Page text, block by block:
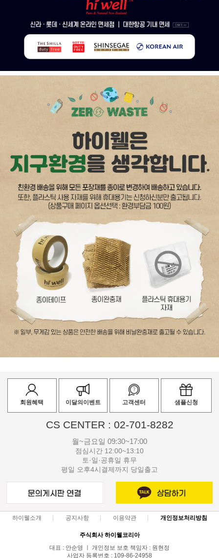
회원혜택 이달의이벤트 고객센터 샘플신청
CS CENTER : 02-701-8282
월~금요일 09:30~17:00
점심시간 12:00~13:10
토·일·공휴일 휴무
평일 오후4시결제까지 당일출고
하이웰소개 공지사항 이용약관 개인정보처리방침
주식회사 하이웰코리아
대표 : 안순영 ㅣ 개인정보 보호 책임자 : 원현정
사업자 등록번호 : 109-86-24958